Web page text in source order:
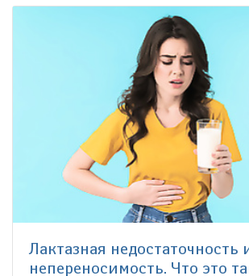
Лактазная недостаточность
непереносимость. Что это